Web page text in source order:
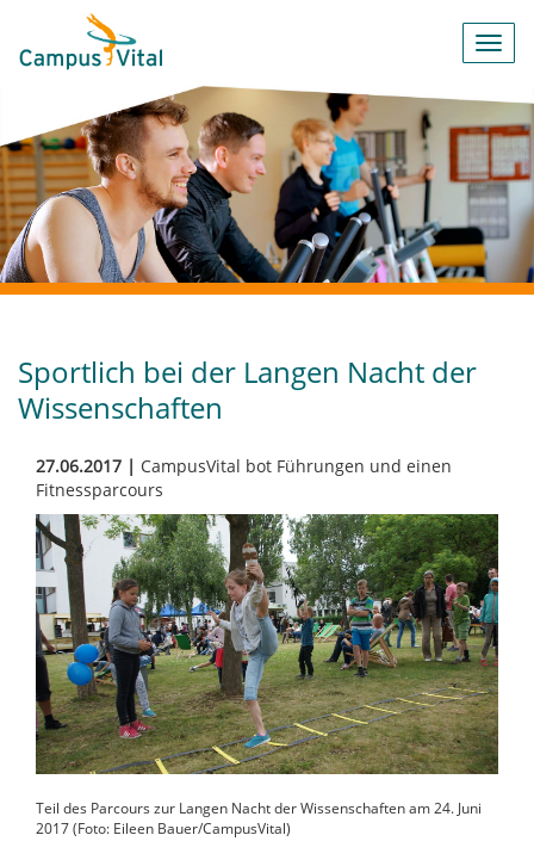
Sportlich bei der Langen Nacht der
Wissenschaften
27.06.2017 | CampusVital bot Führungen und einen
Fitnessparcours
Teil des Parcours zur Langen Nacht der Wissenschaften am 24. Juni
2017 (Foto: Eileen Bauer/CampusVital)